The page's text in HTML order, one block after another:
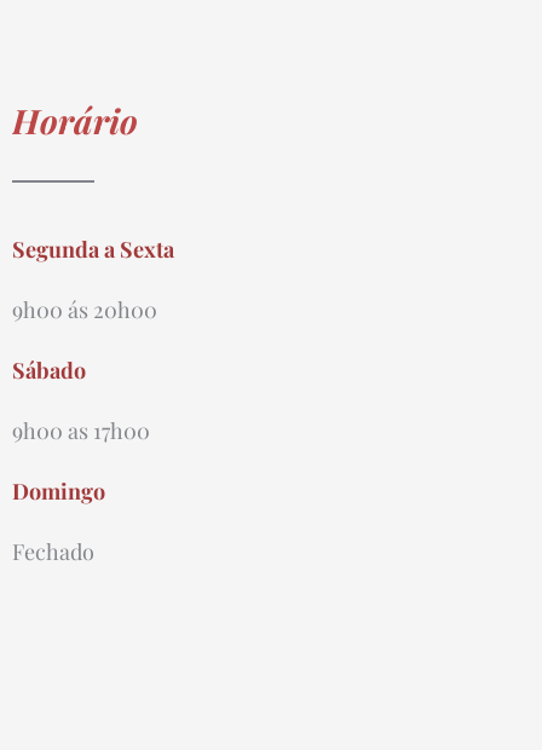
Horário
Segunda a Sexta
9h00 ás 20h00
Sábado
9h00 as 17h00
Domingo
Fechado